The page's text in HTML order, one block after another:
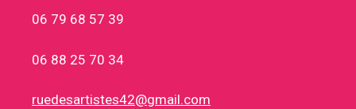
06 79 68 57 39
06 88 25 70 34
ruedesartistes42@gmail.com